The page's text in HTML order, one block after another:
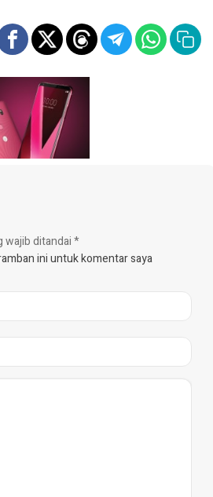
wajib ditandai*
ini untuk komentar saya